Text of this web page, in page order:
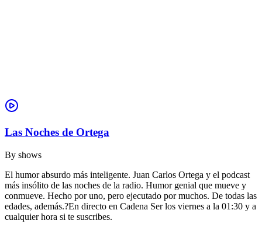
Las Noches de Ortega
By shows
El humor absurdo más inteligente. Juan Carlos Ortega y el podcast
más insólito de las noches de la radio. Humor genial que mueve y
conmueve. Hecho por uno, pero ejecutado por muchos. De todas las
edades, además.?En directo en Cadena Ser los viernes a la 01:30 y a
cualquier hora si te suscribes.